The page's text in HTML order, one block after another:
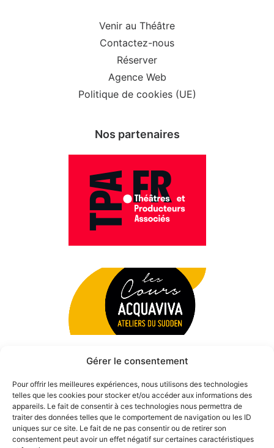
Gérer le consentement
Pour offrir les meilleures expériences, nous utilisons des technologies
telles que les cookies pour stocker et/ou accéder aux informations des
appareils. Le fait de consentir à ces technologies nous permettra de
traiter des données telles que le comportement de navigation ou les ID
uniques sur ce site. Le fait de ne pas consentir ou de retirer son
consentement peut avoir un effet négatif sur certaines caractéristiques
Venir au Théâtre
Contactez-nous
Réserver
Agence Web
Politique de cookies (UE)
Nos partenaires